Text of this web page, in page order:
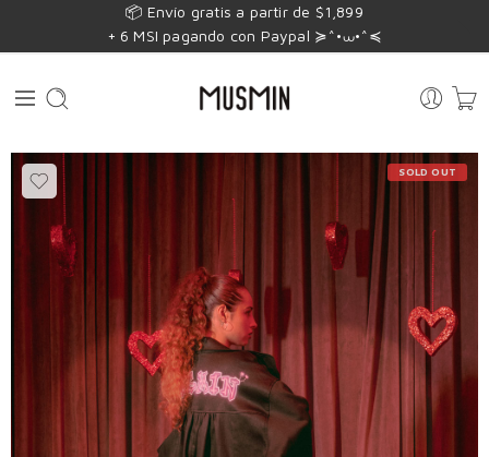
📦 Envío gratis a partir de $1,899
+ 6 MSI pagando con Paypal ≽^•⩊•^≼
SOLD OUT